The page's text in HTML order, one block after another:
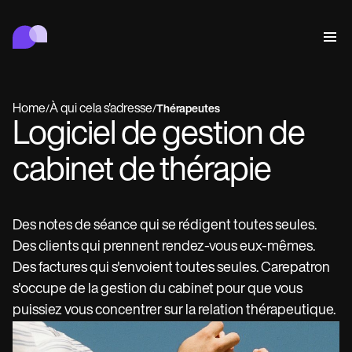
Comportementale
Médicale
Conformité et sécurité
IA de Carepatron
Get started for free
Book a demo
Connecter
Agenda
Automatic reminders
Message
Client messaging
SMS and email
Soins
Telehealth video
In session notes
Documenter
AI Scribe
Clinical notes
Traiter
ePrescribe
NEW
Treatment plans
Facturer
Invoicing and payments
Gestion de cabinet
Conformité et sécurité
IA de Carepatron
Voir le flux de travail complet
Who we're for
Behavioral
Mental health
Psychologists
Therapists
Dentists
Nurse practitioners
Nurses
Physicians
Psychiatrists
Allied
Dietitians
Nutritionists
Occupational therapists
Physical therapists
Wellness
Acupuncturists
Chiropractors
Health coaches
Book a demo
Se connecter
Home/À qui cela s'adresse/Thérapeutes
Logiciel de gestion de
cabinet de thérapie
Des notes de séance qui se rédigent toutes seules.
Des clients qui prennent rendez-vous eux-mêmes.
Des factures qui s'envoient toutes seules. Carepatron
s'occupe de la gestion du cabinet pour que vous
puissiez vous concentrer sur la relation thérapeutique.